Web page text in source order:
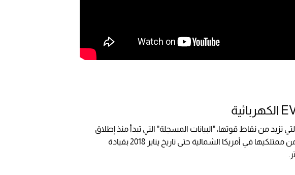
تزيد من نقاط قوتها، "البيانات المسجلة" التي تبدأ منذ إطلاق
السيارة، والتي سجلت قيام ما يقرب 23,000 سائق من ممتلكيها في أمريكا الشمالية حتى تاريخ يناير 2018 بقيادة